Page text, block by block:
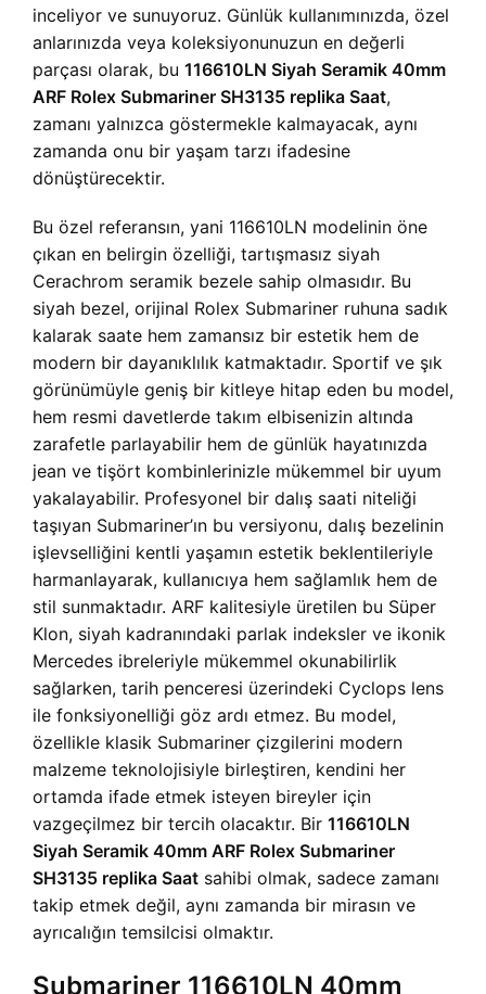
inceliyor ve sunuyoruz. Günlük kullanımınızda, özel
anlarınızda veya koleksiyonunuzun en değerli
parçası olarak, bu 116610LN Siyah Seramik 40mm
ARF Rolex Submariner SH3135 replika Saat,
zamanı yalnızca göstermekle kalmayacak, aynı
zamanda onu bir yaşam tarzı ifadesine
dönüştürecektir.
Bu özel referansın, yani 116610LN modelinin öne
çıkan en belirgin özelliği, tartışmasız siyah
Cerachrom seramik bezele sahip olmasıdır. Bu
siyah bezel, orijinal Rolex Submariner ruhuna sadık
kalarak saate hem zamansız bir estetik hem de
modern bir dayanıklılık katmaktadır. Sportif ve şık
görünümüyle geniş bir kitleye hitap eden bu model,
hem resmi davetlerde takım elbisenizin altında
zarafetle parlayabilir hem de günlük hayatınızda
jean ve tişört kombinlerinizle mükemmel bir uyum
yakalayabilir. Profesyonel bir dalış saati niteliği
taşıyan Submariner’ın bu versiyonu, dalış bezelinin
işlevselliğini kentli yaşamın estetik beklentileriyle
harmanlayarak, kullanıcıya hem sağlamlık hem de
stil sunmaktadır. ARF kalitesiyle üretilen bu Süper
Klon, siyah kadranındaki parlak indeksler ve ikonik
Mercedes ibreleriyle mükemmel okunabilirlik
sağlarken, tarih penceresi üzerindeki Cyclops lens
ile fonksiyonelliği göz ardı etmez. Bu model,
özellikle klasik Submariner çizgilerini modern
malzeme teknolojisiyle birleştiren, kendini her
ortamda ifade etmek isteyen bireyler için
vazgeçilmez bir tercih olacaktır. Bir 116610LN
Siyah Seramik 40mm ARF Rolex Submariner
SH3135 replika Saat sahibi olmak, sadece zamanı
takip etmek değil, aynı zamanda bir mirasın ve
ayrıcalığın temsilcisi olmaktır.
Submariner 116610LN 40mm